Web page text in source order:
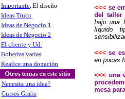
Importante. El diseño
Ideas Truco
Ideas de Negocio 1
Ideas de Negocio 2
El cliente y Ud.
Boberías varias
Realice una donación
Otros temas en este sitio
Necesita una idea?
Cursos Gratis
<<< se
del taller
bajo una
líquido
<<<se
en pocas
<<< una
mesa